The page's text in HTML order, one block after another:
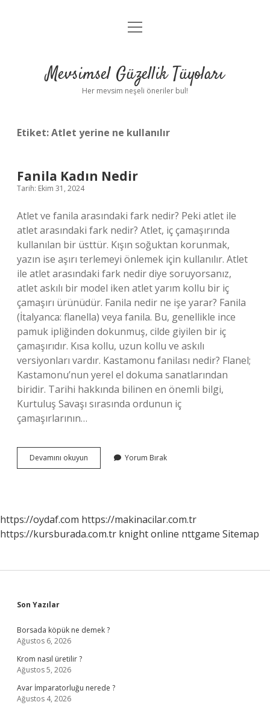
Anasayfa
Yasal Uyarı
menüyü
Mevsimsel Güzellik Tüyoları
Her mevsim neşeli öneriler bul!
Etiket:Atlet yerine ne kullanılır
Fanila Kadın Nedir
Tarih: Ekim 31, 2024
Atlet ve fanila arasındaki fark nedir? Peki atlet ile
atlet arasındaki fark nedir? Atlet, iç çamaşırında
kullanılan bir üsttür. Kışın soğuktan korunmak,
yazın ise aşırı terlemeyi önlemek için kullanılır. Atlet
ile atlet arasındaki fark nedir diye soruyorsanız,
atlet askılı bir model iken atlet yarım kollu bir iç
çamaşırı ürünüdür. Fanila nedir ne işe yarar? Fanila
(İtalyanca: flanella) veya fanila. Bu, genellikle ince
pamuk ipliğinden dokunmuş, cilde giyilen bir iç
çamaşırıdır. Kısa kollu, uzun kollu ve askılı
versiyonları vardır. Kastamonu fanilası nedir? Flanel;
Kastamonu’nun yerel el dokuma sanatlarından
biridir. Tarihi hakkında bilinen en önemli bilgi,
Kurtuluş Savaşı sırasında ordunun iç
çamaşırlarının…
Devamını okuyun
Kadın
Yorum Bırak
https://oydaf.com https://makinacilar.com.tr
https://kursburada.com.tr knight online nttgame Sitemap
Sidebar
Son Yazılar
Borsada köpük ne demek ?
Ağustos 6, 2026
Krom nasıl üretilir ?
Ağustos 5, 2026
Avar İmparatorluğu nerede ?
Ağustos 4, 2026